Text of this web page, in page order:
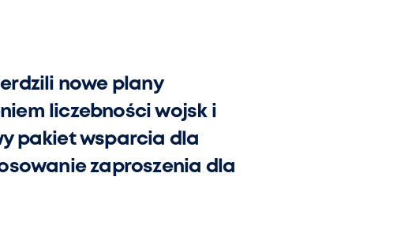
nowe plany
liczebności wojsk i
pakiet wsparcia dla
zaproszenia dla